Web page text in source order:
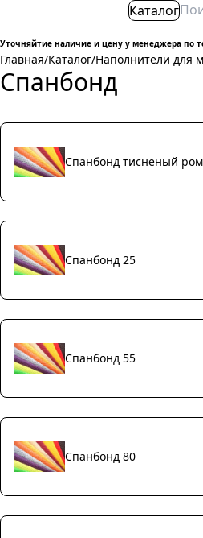
Каталог
Уточняйтие наличие и цену у менеджера по
Главная/Каталог/Наполнители для
Спанбонд
Спанбонд тисненый
Спанбонд 25
Спанбонд 55
Спанбонд 80